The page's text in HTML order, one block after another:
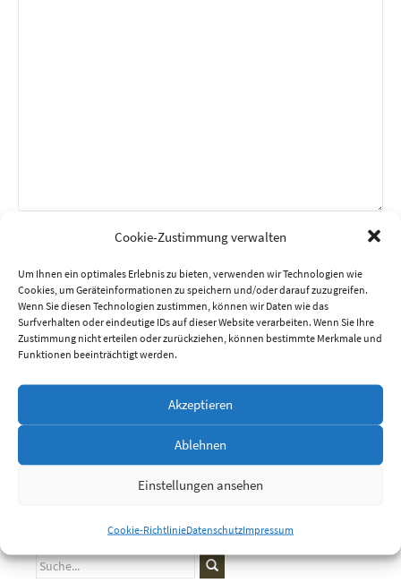
Cookie-Zustimmung verwalten
Um Ihnen ein optimales Erlebnis zu bieten, verwenden wir Technologien wie
Cookies, um Geräteinformationen zu speichern und/oder darauf zuzugreifen.
Wenn Sie diesen Technologien zustimmen, können wir Daten wie das
Surfverhalten oder eindeutige IDs auf dieser Website verarbeiten. Wenn Sie Ihre
Zustimmung nicht erteilen oder zurückziehen, können bestimmte Merkmale und
Funktionen beeinträchtigt werden.
Akzeptieren
Ablehnen
Einstellungen ansehen
Cookie-RichtlinieDatenschutzImpressum
E-Mail-Adresse*
Website